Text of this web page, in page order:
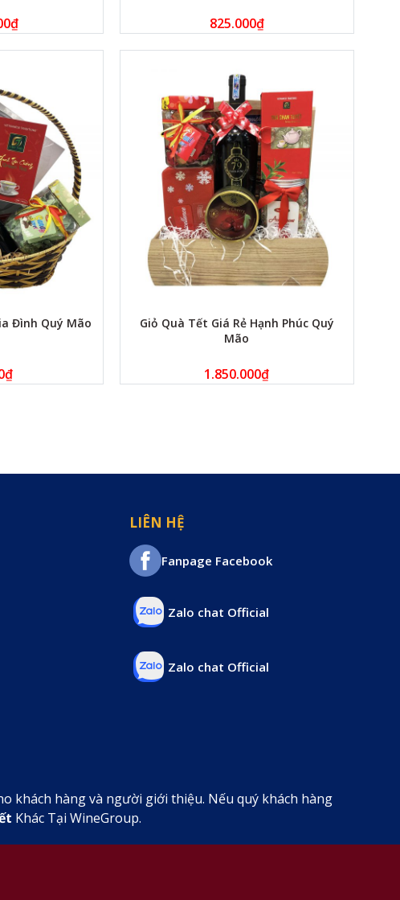
₫ 825.000₫
Đình Quý Mão
₫
Giỏ Quà Tết Giá Rẻ Hạnh Phúc Quý
Mão
1.850.000₫
LIÊN HỆ
Fanpage Facebook
Zalo chat Official
Zalo chat Official
khách hàng và người giới thiệu. Nếu quý khách hàng
Khác Tại WineGroup.